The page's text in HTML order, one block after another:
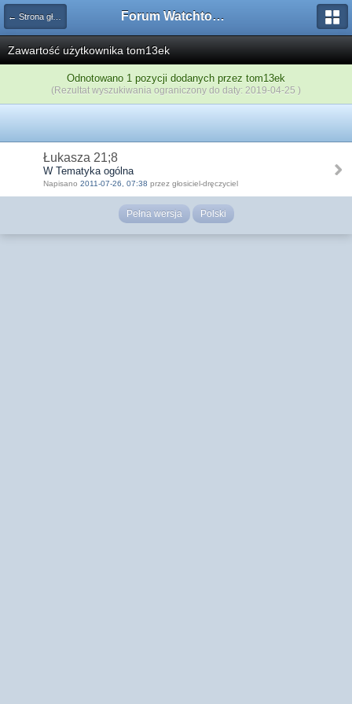
← Strona główna Forum Watchtower
Zawartość użytkownika tom13ek
Odnotowano 1 pozycji dodanych przez tom13ek
(Rezultat wyszukiwania ograniczony do daty: 2019-04-25 )
Łukasza 21;8
W Tematyka ogólna
Napisano 2011-07-26, 07:38 przez głosiciel-dręczyciel
Pełna wersja Polski